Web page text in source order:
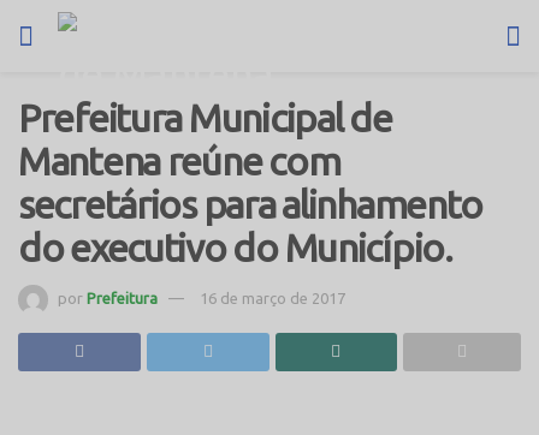
Prefeitura Municipal de
Mantena reúne com
secretários para alinhamento
do executivo do Município.
por Prefeitura 16 de março de 2017